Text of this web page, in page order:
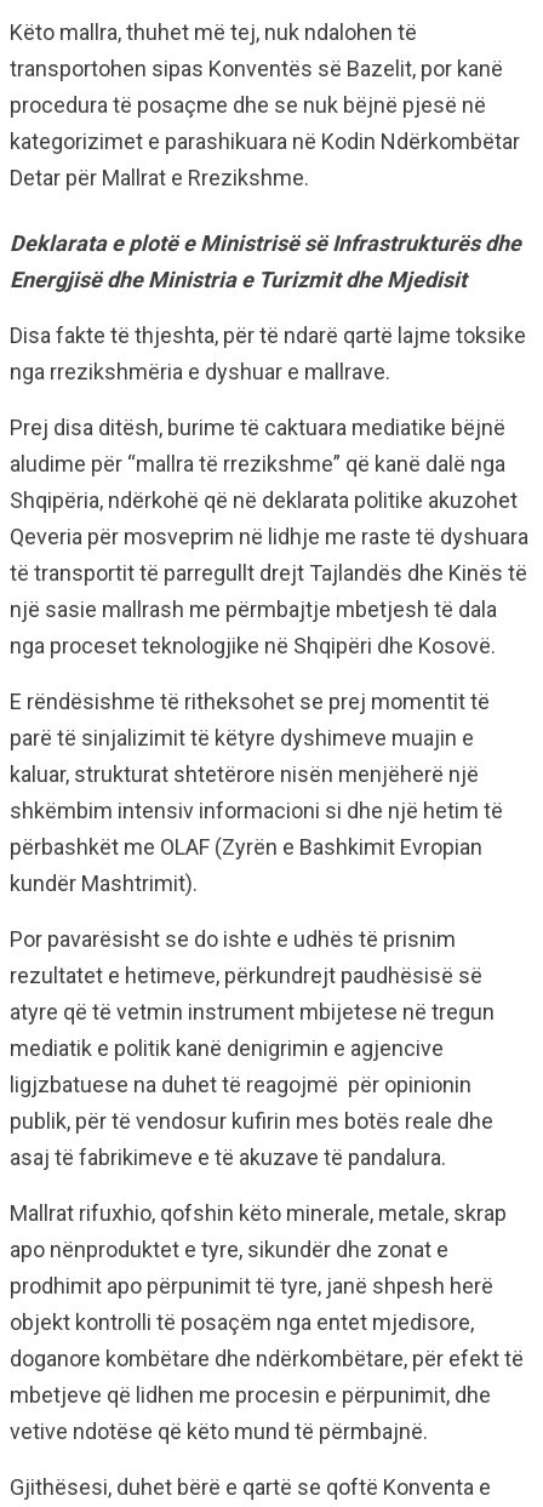
Këto mallra, thuhet më tej, nuk ndalohen të
transportohen sipas Konventës së Bazelit, por kanë
procedura të posaçme dhe se nuk bëjnë pjesë në
kategorizimet e parashikuara në Kodin Ndërkombëtar
Detar për Mallrat e Rrezikshme.
Deklarata e plotë e Ministrisë së Infrastrukturës dhe
Energjisë dhe Ministria e Turizmit dhe Mjedisit
Disa fakte të thjeshta, për të ndarë qartë lajme toksike
nga rrezikshmëria e dyshuar e mallrave.
Prej disa ditësh, burime të caktuara mediatike bëjnë
aludime për “mallra të rrezikshme” që kanë dalë nga
Shqipëria, ndërkohë që në deklarata politike akuzohet
Qeveria për mosveprim në lidhje me raste të dyshuara
të transportit të parregullt drejt Tajlandës dhe Kinës të
një sasie mallrash me përmbajtje mbetjesh të dala
nga proceset teknologjike në Shqipëri dhe Kosovë.
E rëndësishme të ritheksohet se prej momentit të
parë të sinjalizimit të këtyre dyshimeve muajin e
kaluar, strukturat shtetërore nisën menjëherë një
shkëmbim intensiv informacioni si dhe një hetim të
përbashkët me OLAF (Zyrën e Bashkimit Evropian
kundër Mashtrimit).
Por pavarësisht se do ishte e udhës të prisnim
rezultatet e hetimeve, përkundrejt paudhësisë së
atyre që të vetmin instrument mbijetese në tregun
mediatik e politik kanë denigrimin e agjencive
ligjzbatuese na duhet të reagojmë për opinionin
publik, për të vendosur kufirin mes botës reale dhe
asaj të fabrikimeve e të akuzave të pandalura.
Mallrat rifuxhio, qofshin këto minerale, metale, skrap
apo nënproduktet e tyre, sikundër dhe zonat e
prodhimit apo përpunimit të tyre, janë shpesh herë
objekt kontrolli të posaçëm nga entet mjedisore,
doganore kombëtare dhe ndërkombëtare, për efekt të
mbetjeve që lidhen me procesin e përpunimit, dhe
vetive ndotëse që këto mund të përmbajnë.
Gjithësesi, duhet bërë e qartë se qoftë Konventa e